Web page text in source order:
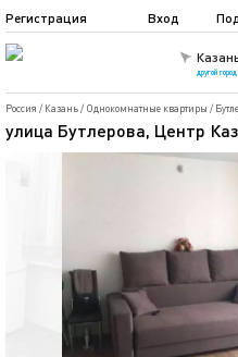
другой город
Регистрация Вход
Россия / Казань/ Однокомнатные квартиры /
улица Бутлерова, Центр